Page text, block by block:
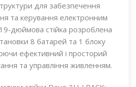
для забезпечення
та керування електронним
дюймова стійка розроблена
8 батарей та 1 блоку
ефективний і просторий
та управління живленням.